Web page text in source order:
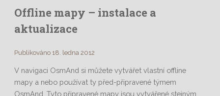
Offline mapy – instalace a
aktualizace
Publikováno 18. ledna 2012
V navigaci OsmAnd si můžete vytvářet vlastní offline
mapy a nebo používat ty před-připravené týmem
OsmAnd. Tyto připravené mapy jsou vytvářené stejným